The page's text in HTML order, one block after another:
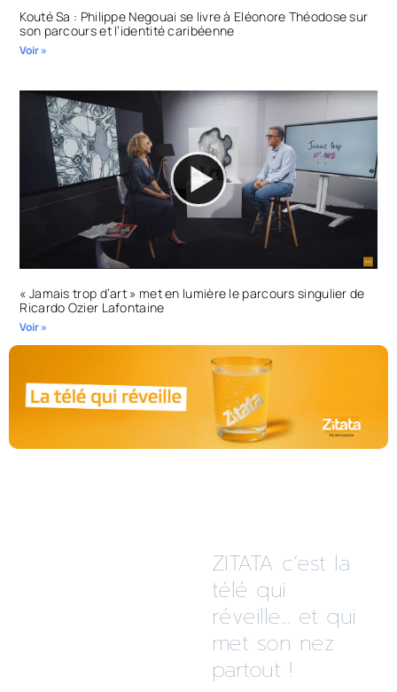
Kouté Sa : Philippe Negouai se livre à Eléonore Théodose sur
son parcours et l’identité caribéenne
Voir »
« Jamais trop d’art » met en lumière le parcours singulier de
Ricardo Ozier Lafontaine
Voir »
ZITATA c’est la
télé qui
réveille... et qui
met son nez
partout !